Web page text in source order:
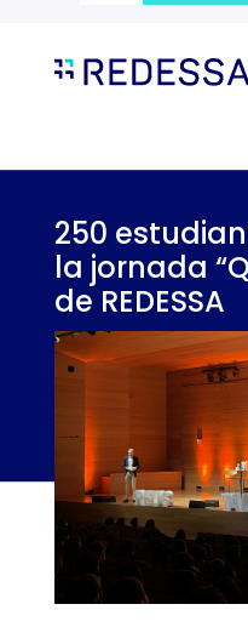
250
la jornada
de REDESSA